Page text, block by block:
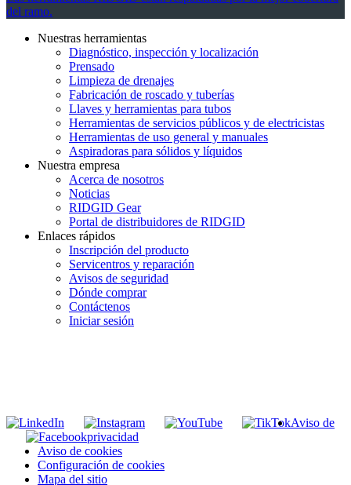
del ramo.
Nuestras herramientas
Diagnóstico, inspección y localización
Prensado
Limpieza de drenajes
Fabricación de roscado y tuberías
Llaves y herramientas para tubos
Herramientas de servicios públicos y de electricistas
Herramientas de uso general y manuales
Aspiradoras para sólidos y líquidos
Nuestra empresa
Acerca de nosotros
Noticias
RIDGID Gear
Portal de distribuidores de RIDGID
Enlaces rápidos
Inscripción del producto
Servicentros y reparación
Avisos de seguridad
Dónde comprar
Contáctenos
Iniciar sesión
Aviso de
privacidad
Aviso de cookies
Configuración de cookies
Mapa del sitio